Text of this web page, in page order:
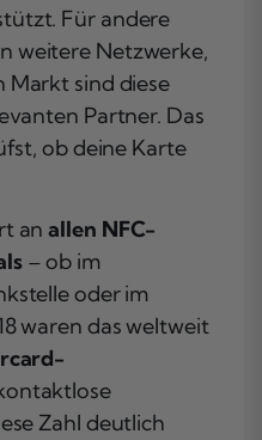
Für andere
weitere Netzwerke,
Markt sind diese
Partner. Das
ob deine Karte
anallen NFC-
– ob im
oder im
waren das weltweit
Zahl deutlich